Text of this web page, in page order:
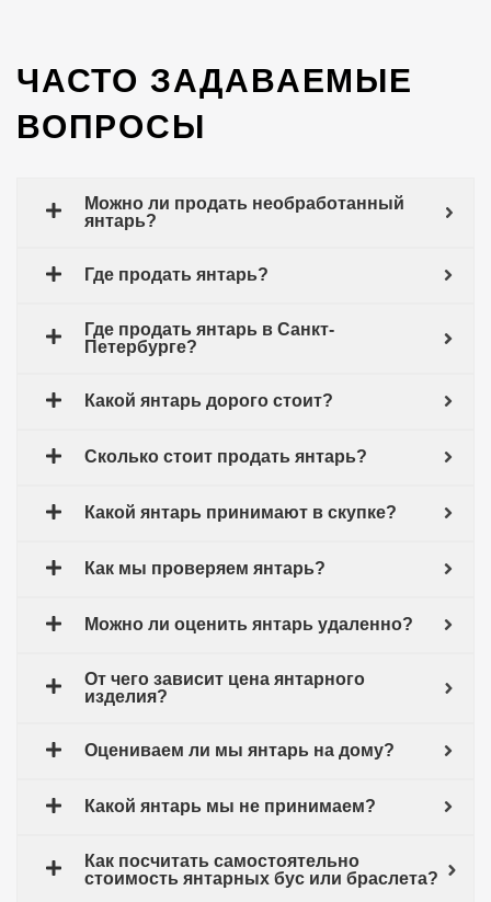
ЧАСТО ЗАДАВАЕМЫЕ
ВОПРОСЫ
Можно ли продать необработанный
янтарь?
Где продать янтарь?
Где продать янтарь в Санкт-
Петербурге?
Какой янтарь дорого стоит?
Сколько стоит продать янтарь?
Какой янтарь принимают в скупке?
Как мы проверяем янтарь?
Можно ли оценить янтарь удаленно?
От чего зависит цена янтарного
изделия?
Оцениваем ли мы янтарь на дому?
Какой янтарь мы не принимаем?
Как посчитать самостоятельно
стоимость янтарных бус или браслета?